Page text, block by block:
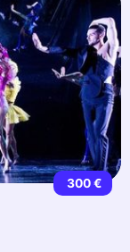
300 €